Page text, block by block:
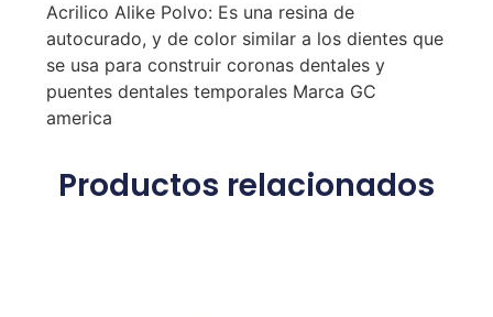
Acrilico Alike Polvo: Es una resina de
autocurado, y de color similar a los dientes que
se usa para construir coronas dentales y
puentes dentales temporales Marca GC
america
Productos relacionados